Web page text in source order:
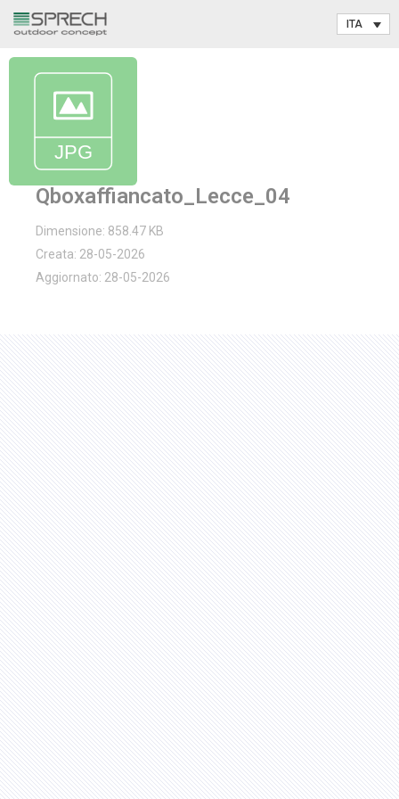
contenuto
Qboxaffiancato_Lecce_04
Dimensione: 858.47 KB
Creata: 28-05-2026
Aggiornato: 28-05-2026